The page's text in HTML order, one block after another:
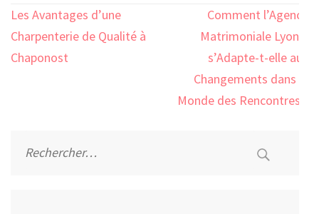
Navigation
de
l’article
Les Avantages d’une
Charpenterie de Qualité à
Chaponost
Comment l’Agence
Matrimoniale Lyon 5
s’Adapte-t-elle aux
Changements dans le
Monde des Rencontres ?